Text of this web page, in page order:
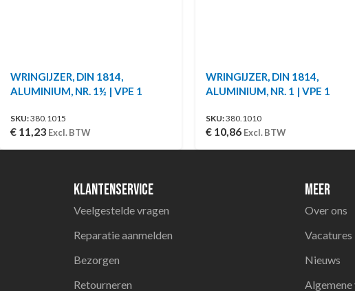
WRINGIJZER, DIN 1814,
ALUMINIUM, NR. 1½ | VPE 1
SKU:380.1015
€ 11,23 Excl. BTW
WRINGIJZER, DIN 1814,
ALUMINIUM, NR. 1 | VPE 1
SKU:380.1010
€10,86 Excl. BTW
Klantenservice
Veelgestelde vragen
Reparatie aanmelden
Bezorgen
Retourneren
Meer
Over ons
Vacatures
Nieuws